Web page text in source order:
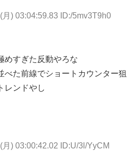
月) 03:04:59.83 ID:/5mv3T9h0
めすぎた反動やろな
べた前線でショートカウンター狙
レンドやし
) 03:00:42.02 ID:U/3l/YyCM